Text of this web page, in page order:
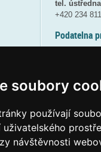
soubory
používají
uživatelského
návštěvnosti
tel.
+420 234
Podatelna
(více
posta@msmt